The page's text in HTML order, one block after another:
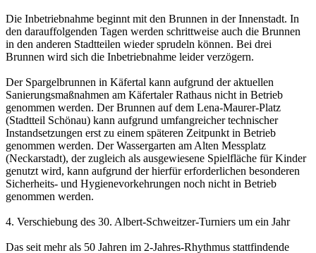
Die Inbetriebnahme beginnt mit den Brunnen in der Innenstadt. In
den darauffolgenden Tagen werden schrittweise auch die Brunnen
in den anderen Stadtteilen wieder sprudeln können. Bei drei
Brunnen wird sich die Inbetriebnahme leider verzögern.
Der Spargelbrunnen in Käfertal kann aufgrund der aktuellen
Sanierungsmaßnahmen am Käfertaler Rathaus nicht in Betrieb
genommen werden. Der Brunnen auf dem Lena-Maurer-Platz
(Stadtteil Schönau) kann aufgrund umfangreicher technischer
Instandsetzungen erst zu einem späteren Zeitpunkt in Betrieb
genommen werden. Der Wassergarten am Alten Messplatz
(Neckarstadt), der zugleich als ausgewiesene Spielfläche für Kinder
genutzt wird, kann aufgrund der hierfür erforderlichen besonderen
Sicherheits- und Hygienevorkehrungen noch nicht in Betrieb
genommen werden.
4. Verschiebung des 30. Albert-Schweitzer-Turniers um ein Jahr
Das seit mehr als 50 Jahren im 2-Jahres-Rhythmus stattfindende